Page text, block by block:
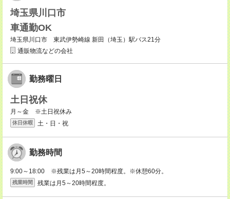
埼玉県川口市
車通勤OK
埼玉県川口市 東武伊勢崎線 新田（埼玉）駅バス21分
通販物流などの会社
勤務曜日
土日祝休
月～金 ※土日祝休み
休日休暇 土・日・祝
勤務時間
9:00～18:00 ※残業は月5～20時間程度。※休憩60分。
残業時間 残業は月5～20時間程度。